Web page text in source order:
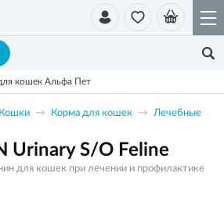
кошек Альфа Пет
Кошки Корма для кошек
Лечебные
Urinary S/O Feline
для кошек при лечении и профилактике